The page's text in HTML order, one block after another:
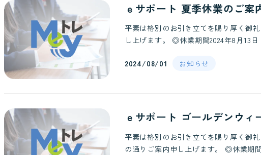
ｅサポート 夏季休業のご案
平素は格別のお引き立てを賜り厚く御
し上げます。 ◎休業期間2024年8月13
2024/08/01 お知らせ
ｅサポート ゴールデンウ
平素は格別のお引き立てを賜り厚く御
の通りご案内申し上げます。 ◎休業期